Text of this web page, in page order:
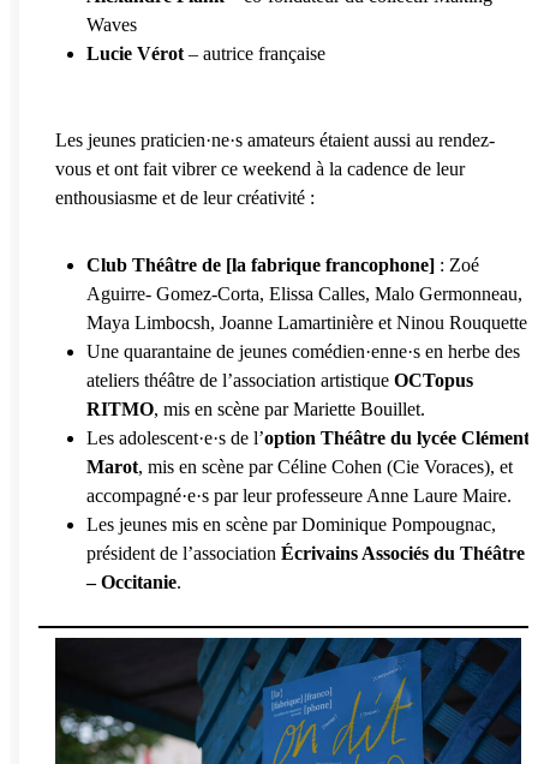
Waves
Lucie Vérot – autrice française
Les jeunes praticien·ne·s amateurs étaient aussi au rendez-
vous et ont fait vibrer ce weekend à la cadence de leur
enthousiasme et de leur créativité :
Club Théâtre de [la fabrique francophone] : Zoé
Aguirre- Gomez-Corta, Elissa Calles, Malo Germonneau,
Maya Limbocsh, Joanne Lamartinière et Ninou Rouquette.
Une quarantaine de jeunes comédien·enne·s en herbe des
ateliers théâtre de l’association artistique OCTopus
RITMO, mis en scène par Mariette Bouillet.
Les adolescent·e·s de l’option Théâtre du lycée Clément
Marot, mis en scène par Céline Cohen (Cie Voraces), et
accompagné·e·s par leur professeure Anne Laure Maire.
Les jeunes mis en scène par Dominique Pompougnac,
président de l’association Écrivains Associés du Théâtre
– Occitanie.